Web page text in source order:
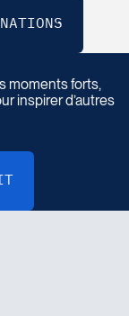
a ge
moments forts,
inspirer d’autres